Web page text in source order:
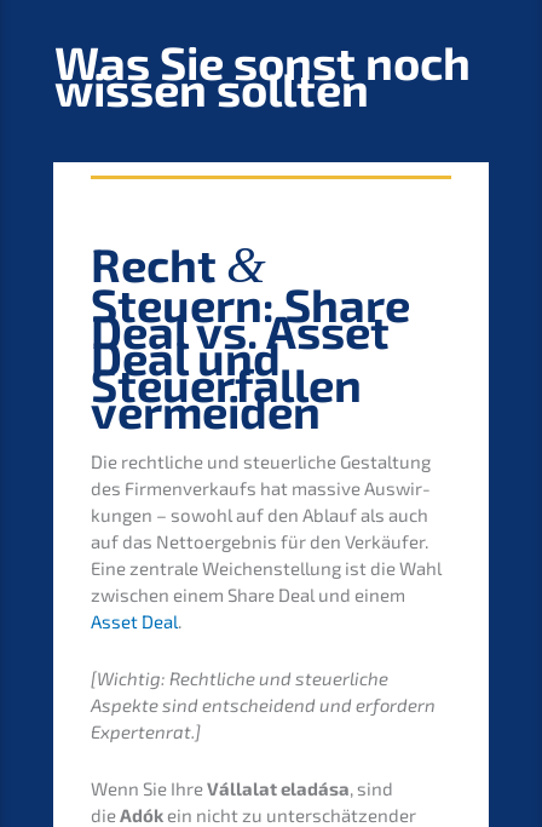
Was Sie sonst noch
wissen sollten
Recht &
Steuern: Share
Deal vs. Asset
Deal und
Steuer­fal­len
vermeiden
Die recht­li­che und steuer­li­che Gestal­tung
des Firmen­ver­kaufs hat massi­ve Auswir­
kun­gen – sowohl auf den Ablauf als auch
auf das Netto­er­geb­nis für den Verkäu­fer.
Eine zentra­le Weichen­stel­lung ist die Wahl
zwischen einem Share Deal und einem
Asset Deal.
[Wichtig: Recht­li­che und steuer­li­che
Aspek­te sind entschei­dend und erfor­dern
Expertenrat.]
Wenn Sie IhreVálla­lat eladá­sa, sind
dieAdók ein nicht zu unter­schät­zen­der